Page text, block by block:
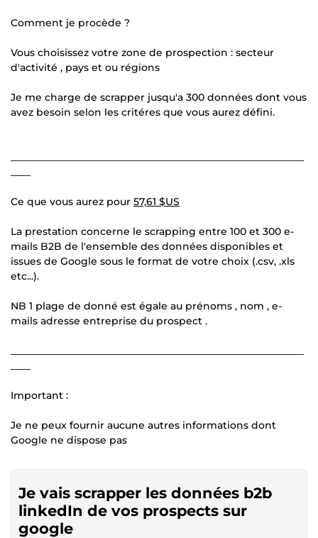
Comment je procède ?
Vous choisissez votre zone de prospection : secteur
d'activité , pays et ou régions
Je me charge de scrapper jusqu'a 300 données dont vous
avez besoin selon les critéres que vous aurez défini.
Ce que vous aurez pour 57,61 $US
La prestation concerne le scrapping entre 100 et 300 e-
mails B2B de l'ensemble des données disponibles et
issues de Google sous le format de votre choix (.csv, .xls
etc...).
NB 1 plage de donné est égale au prénoms , nom , e-
mails adresse entreprise du prospect .
Important :
Je ne peux fournir aucune autres informations dont
Google ne dispose pas
Je vais scrapper les données b2b
linkedIn de vos prospects sur
google